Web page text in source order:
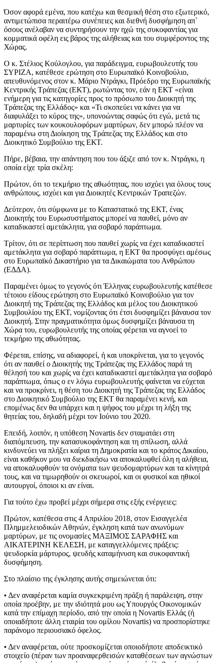
Όσον αφορά εμένα, που κατέχω και θεσμική θέση στο εξωτερικό,
αντιμετώπισα περαιτέρω συνέπειες και διεθνή δυσφήμηση απ`
όσους ανέλαβαν να συντηρήσουν την ηχώ της συκοφαντίας για
κομματικά οφέλη εις βάρος της αλήθειας και του συμφέροντος της
Χώρας.
Ο κ. Στέλιος Κούλογλου, για παράδειγμα, ευρωβουλευτής του
ΣΥΡΙΖΑ, κατέθεσε ερώτηση στο Ευρωπαϊκό Κοινοβούλιο,
απευθυνόμενος στον κ. Μάριο Ντράγκι, Πρόεδρο της Ευρωπαϊκής
Κεντρικής Τράπεζας (ΕΚΤ), ρωτώντας τον, εάν η ΕΚΤ «είναι
ενήμερη για τις κατηγορίες προς το πρόσωπο του Διοικητή της
Τράπεζας της Ελλάδος» και «Τι σκοπεύει να κάνει για να
διαφυλάξει το κύρος της», υπονοώντας σαφώς ότι εγώ, μετά τις
μαρτυρίες των κουκουλοφόρων μαρτύρων, δεν μπορώ πλέον να
παραμένω στη Διοίκηση της Τράπεζας της Ελλάδος και στο
Διοικητικό Συμβούλιο της ΕΚΤ.
Πήρε, βέβαια, την απάντηση που του άξιζε από τον κ. Ντράγκι, η
οποία είχε τρία σκέλη:
Πρώτον, ότι το τεκμήριο της αθωότητας, που ισχύει για όλους τους
ανθρώπους, ισχύει και για Διοικητές Κεντρικών Τραπεζών.
Δεύτερον, ότι σύμφωνα με το Καταστατικό της ΕΚΤ, ένας
Διοικητής του Ευρωσυστήματος μπορεί να παυθεί, μόνο αν
καταδικαστεί αμετάκλητα, για σοβαρό παράπτωμα.
Τρίτον, ότι σε περίπτωση που παυθεί χωρίς να έχει καταδικαστεί
αμετάκλητα για σοβαρό παράπτωμα, η ΕΚΤ θα προσφύγει αμέσως
στο Ευρωπαϊκό Δικαστήριο για τα Δικαιώματα του Ανθρώπου
(ΕΔΔΑ).
Παραμένει όμως το γεγονός ότι Έλληνας ευρωβουλευτής κατέθεσε
τέτοιου είδους ερώτηση στο Ευρωπαϊκό Κοινοβούλιο για τον
Διοικητή της Τράπεζας της Ελλάδος και μέλος του Διοικητικού
Συμβουλίου της ΕΚΤ, νομίζοντας ότι έτσι δυσφημίζει βάναυσα τον
Διοικητή. Στην πραγματικότητα όμως δυσφημίζει βάναυσα τη
Χώρα του, ευρωβουλευτής της οποίας φέρεται να αγνοεί το
τεκμήριο της αθωότητας.
Φέρεται, επίσης, να αδιαφορεί, ή και υποκρίνεται, για το γεγονός
ότι αν παυθεί ο Διοικητής της Τράπεζας της Ελλάδος παρά τη
θέλησή του και χωρίς να έχει καταδικαστεί αμετάκλητα για σοβαρό
παράπτωμα, όπως ο εν λόγω ευρωβουλευτής φαίνεται να εύχεται
και να προκρίνει, η θέση του Διοικητή της Τράπεζας της Ελλάδος
στο Διοικητικό Συμβούλιο της ΕΚΤ θα παραμένει κενή, και
επομένως δεν θα υπάρχει και η ψήφος του μέχρι τη λήξη της
θητείας του, δηλαδή μέχρι τον Ιούνιο του 2020.
Επειδή, λοιπόν, η υπόθεση Novartis δεν σταματάει στη
διαπόμπευση, την κατασυκοφάντηση και τη σπίλωση, αλλά
κινδυνεύει να πλήξει καίρια τη Δημοκρατία και το κράτος Δικαίου,
είναι καθήκον μου να διεκδικήσω να αποκαλυφθεί όλη η αλήθεια,
να αποκαλυφθούν τα ονόματα των ψευδομαρτύρων και τα κίνητρά
τους, και να τιμωρηθούν οι σκευωροί, και οι φυσικοί και ηθικοί
αυτουργοί, όποιοι κι αν είναι.
Για τούτο έχω προβεί μέχρι σήμερα στις εξής ενέργειες:
Πρώτον, κατέθεσα στις 4 Απριλίου 2018, στον Εισαγγελέα
Πλημμελειοδικών Αθηνών, έγκληση κατά των ανωνύμων
μαρτύρων, με τις ονομασίες ΜΑΞΙΜΟΣ ΣΑΡΑΦΗΣ και
ΑΙΚΑΤΕΡΙΝΗ ΚΕΛΕΣΗ, με καταγγελλόμενες πράξεις:
ψευδορκία μάρτυρος, ψευδής καταμήνυση και συκοφαντική
δυσφήμηση.
Στο πλαίσιο της έγκλησης αυτής σημειώνεται ότι:
• Δεν αναφέρεται καμία συγκεκριμένη πράξη ή παράλειψη, στην
οποία προέβην, με την ιδιότητά μου ως Υπουργός Οικονομικών
κατά την επίμαχη περίοδο, από την οποία η Novartis Ελλάς (ή
οποιαδήποτε άλλη εταιρία του ομίλου Novartis) να προσπορίστηκε
παράνομο περιουσιακό όφελος.
• Δεν αναφέρεται, ούτε προσκομίζεται οποιοδήποτε αποδεικτικό
στοιχείο (πέραν των προαναφερθεισών καταθέσεων των αγνώστων